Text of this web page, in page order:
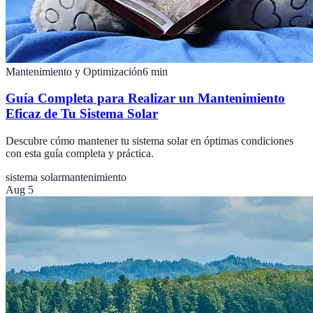
Mantenimiento y Optimización6 min
Guía Completa para Realizar un Mantenimiento
Eficaz de Tu Sistema Solar
Descubre cómo mantener tu sistema solar en óptimas condiciones
con esta guía completa y práctica.
sistema solarmantenimiento
Aug 5